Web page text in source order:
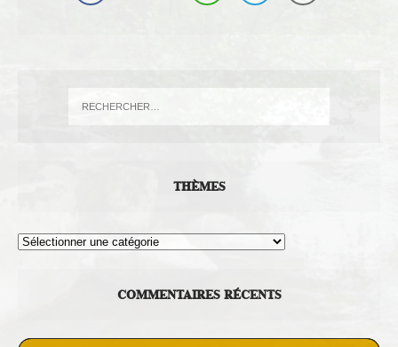
THÈMES
Thèmes
COMMENTAIRES RÉCENTS